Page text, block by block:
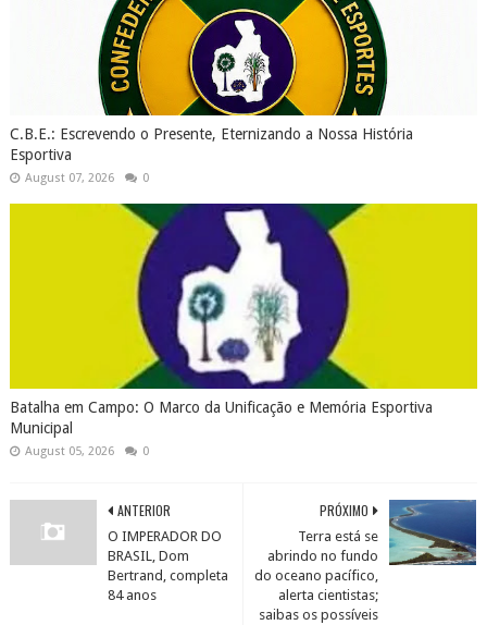
C.B.E.: Escrevendo o Presente, Eternizando a Nossa História
Esportiva
August 07, 2026 0
Batalha em Campo: O Marco da Unificação e Memória Esportiva
Municipal
August 05, 2026 0
PRÓXIMO
Terra está se
abrindo no fundo
do oceano pacífico,
alerta cientistas;
saibas os possíveis
ANTERIOR
O IMPERADOR DO
BRASIL, Dom
Bertrand, completa
84 anos